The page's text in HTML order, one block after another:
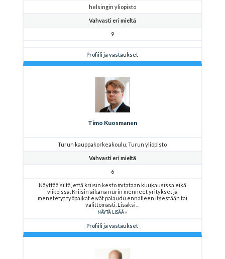
helsingin yliopisto
Vahvasti eri mieltä
9
Profiili ja vastaukset
Timo Kuosmanen
Turun kauppakorkeakoulu, Turun yliopisto
Vahvasti eri mieltä
6
Näyttää siltä, että kriisin kesto mitataan kuukausissa eikä
viikoissa. Kriisin aikana nurin menneet yritykset ja
menetetyt työpaikat eivät palaudu ennalleen itsestään tai
välittömästi. Lisäksi
NÄYTÄ LISÄÄ
Profiili ja vastaukset